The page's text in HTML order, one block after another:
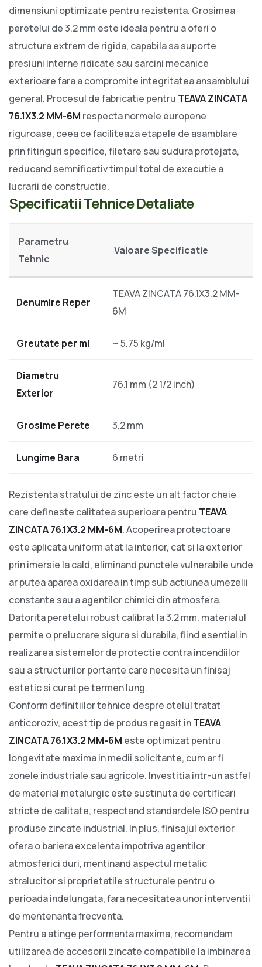
dimensiuni optimizate pentru rezistenta. Grosimea
peretelui de 3.2 mm este ideala pentru a oferi o
structura extrem de rigida, capabila sa suporte
presiuni interne ridicate sau sarcini mecanice
exterioare fara a compromite integritatea ansamblului
general. Procesul de fabricatie pentru TEAVA ZINCATA
76.1X3.2 MM-6M respecta normele europene
riguroase, ceea ce faciliteaza etapele de asamblare
prin fitinguri specifice, filetare sau sudura protejata,
reducand semnificativ timpul total de executie a
lucrarii de constructie.
Specificatii Tehnice Detaliate
Parametru
Tehnic
Valoare Specificatie
Denumire Reper
TEAVA ZINCATA 76.1X3.2 MM-
6M
Greutate per ml ~ 5.75 kg/ml
Diametru
Exterior
76.1 mm (2 1/2 inch)
Grosime Perete 3.2 mm
Lungime Bara 6 metri
Rezistenta stratului de zinc este un alt factor cheie
care defineste calitatea superioara pentru TEAVA
ZINCATA 76.1X3.2 MM-6M. Acoperirea protectoare
este aplicata uniform atat la interior, cat si la exterior
prin imersie la cald, eliminand punctele vulnerabile unde
ar putea aparea oxidarea in timp sub actiunea umezelii
constante sau a agentilor chimici din atmosfera.
Datorita peretelui robust calibrat la 3.2 mm, materialul
permite o prelucrare sigura si durabila, fiind esential in
realizarea sistemelor de protectie contra incendiilor
sau a structurilor portante care necesita un finisaj
estetic si curat pe termen lung.
Conform definitiilor tehnice despre otelul tratat
anticoroziv, acest tip de produs regasit inTEAVA
ZINCATA 76.1X3.2 MM-6M este optimizat pentru
longevitate maxima in medii solicitante, cum ar fi
zonele industriale sau agricole. Investitia intr-un astfel
de material metalurgic este sustinuta de certificari
stricte de calitate, respectand standardele ISO pentru
produse zincate industrial. In plus, finisajul exterior
ofera o bariera excelenta impotriva agentilor
atmosferici duri, mentinand aspectul metalic
stralucitor si proprietatile structurale pentru o
perioada indelungata, fara necesitatea unor interventii
de mentenanta frecventa.
Pentru a atinge performanta maxima, recomandam
utilizarea de accesorii zincate compatibile la imbinarea